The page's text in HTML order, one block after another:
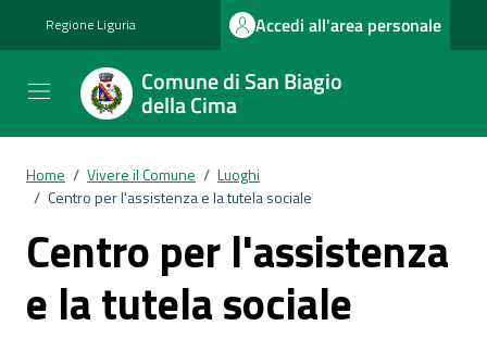
Regione Liguria Accedi all'area personale
Comune di San Biagio
della Cima
Home / Vivere il Comune / Luoghi
/ Centro per l'assistenza e la tutela sociale
Centro per l'assistenza
e la tutela sociale